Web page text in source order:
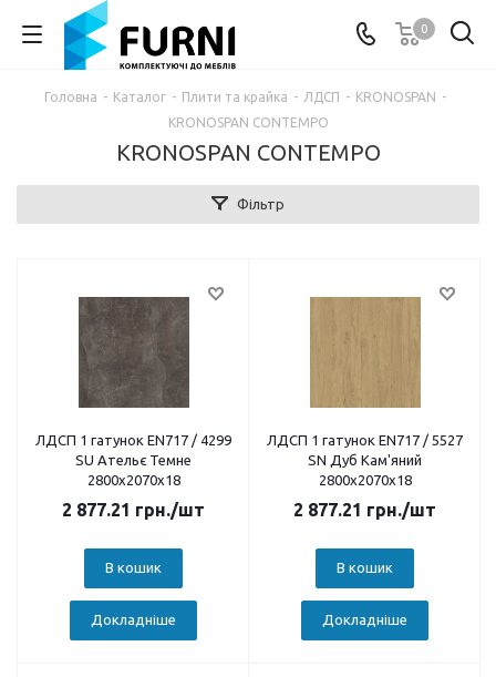
0
Головна - Каталог - Плити та крайка - ЛДСП - KRONOSPAN -
KRONOSPAN CONTEMPO
KRONOSPAN CONTEMPO
Фільтр
ЛДСП 1 гатунок EN717 / 4299
SU Ательє Темне
2800х2070х18
2 877.21 грн./шт
В кошик
Докладніше
ЛДСП 1 гатунок EN717 / 5527
SN Дуб Кам'яний
2800х2070х18
2 877.21 грн./шт
В кошик
Докладніше